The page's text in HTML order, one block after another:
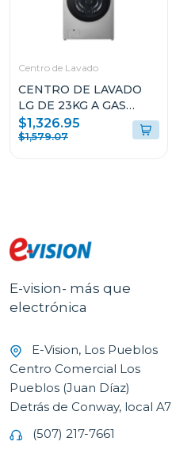
Centro de Lavado
CENTRO DE LAVADO
LG DE 23KG A GAS
COLOR GRIS
WM23VFXS6/DF74VFXS6B
$1,326.95
$1,579.07
E-vision- más que
electrónica
E-Vision, Los Pueblos
Centro Comercial Los
Pueblos (Juan Díaz)
Detrás de Conway, local A7
(507) 217-7661